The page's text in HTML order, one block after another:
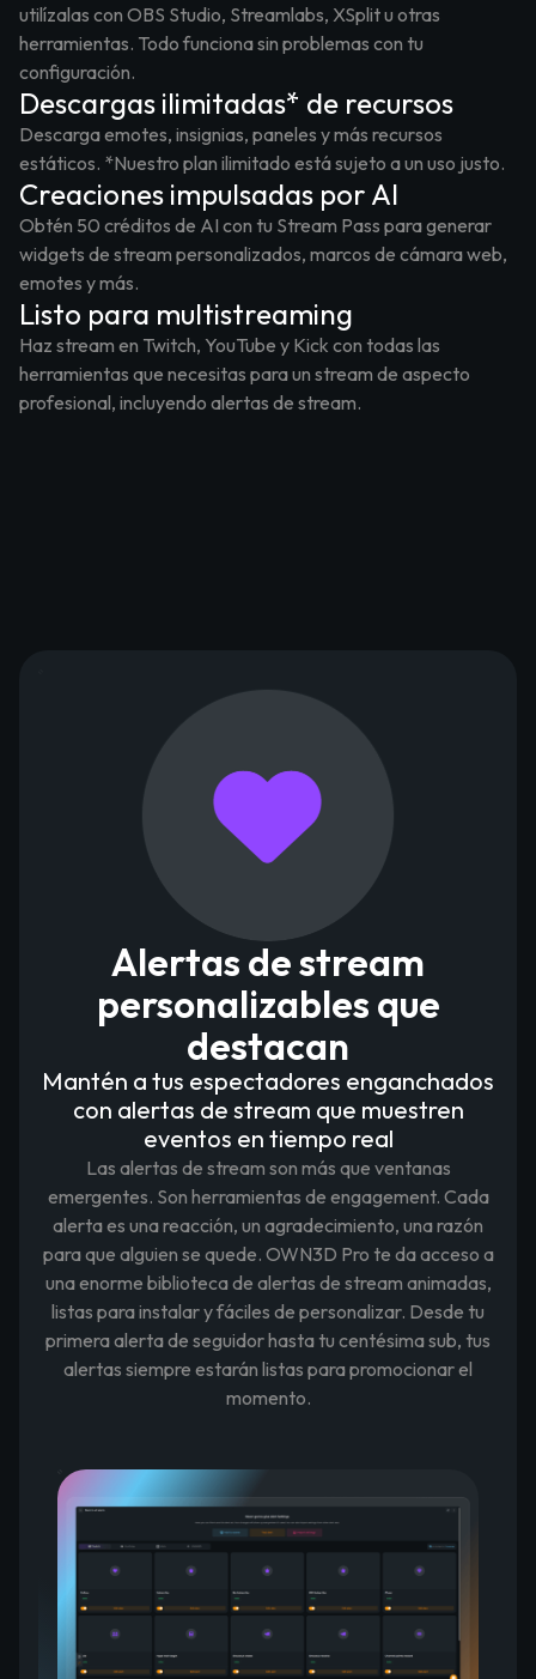
utilízalas con OBS Studio, Streamlabs, XSplit u otras
herramientas. Todo funciona sin problemas con tu
configuración.
Descargas ilimitadas* de recursos
Descarga emotes, insignias, paneles y más recursos
estáticos. *Nuestro plan ilimitado está sujeto a un uso justo.
Creaciones impulsadas por AI
Obtén 50 créditos de AI con tu Stream Pass para generar
widgets de stream personalizados, marcos de cámara web,
emotes y más.
Listo para multistreaming
Haz stream en Twitch, YouTube y Kick con todas las
herramientas que necesitas para un stream de aspecto
profesional, incluyendo alertas de stream.
Alertas de stream
personalizables que
destacan
Mantén a tus espectadores enganchados
con alertas de stream que muestren
eventos en tiempo real
Las alertas de stream son más que ventanas
emergentes. Son herramientas de engagement. Cada
alerta es una reacción, un agradecimiento, una razón
para que alguien se quede. OWN3D Pro te da acceso a
una enorme biblioteca de alertas de stream animadas,
listas para instalar y fáciles de personalizar. Desde tu
primera alerta de seguidor hasta tu centésima sub, tus
alertas siempre estarán listas para promocionar el
momento.